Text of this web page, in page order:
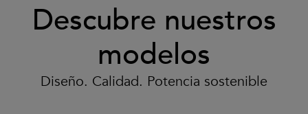
Descubre nuestros
modelos
Diseño. Calidad. Potencia sostenible